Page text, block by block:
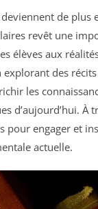
de plus
revêt une
élèves aux
des
les
d’aujourd’hui. À
pour engager et
actuelle.